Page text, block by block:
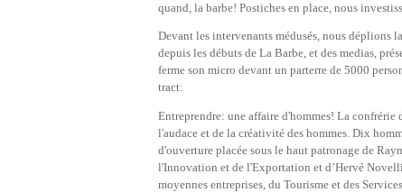
quand, la barbe! Postiches en place, nous
Devant les intervenants médusés, nous déplions
depuis les débuts de La Barbe, et des medias,
ferme son micro devant un parterre de 5000
tract:
Entreprendre: une affaire d'hommes! La confrérie
l'audace et de la créativité des hommes. Dix
d'ouverture placée sous le haut patronage de
l'Innovation et de l'Exportation et d’Hervé
moyennes entreprises, du Tourisme et des